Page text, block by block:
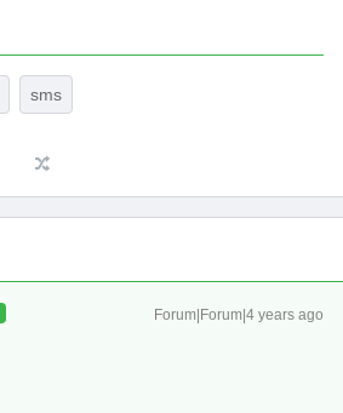
sms
Forum|Forum|4 years ago